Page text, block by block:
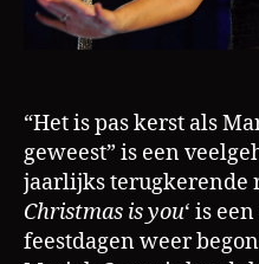
“Het is pas kerst als
geweest” is een
jaarlijks terugkerende
Christmas is you‘ is
feestdagen weer